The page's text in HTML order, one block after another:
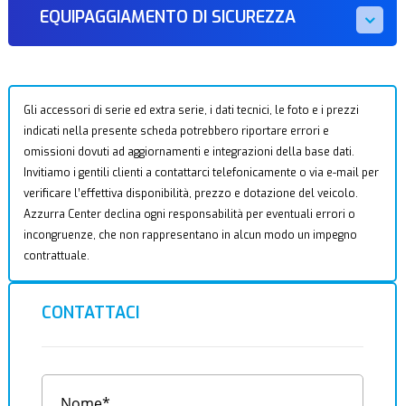
EQUIPAGGIAMENTO DI SICUREZZA
Gli accessori di serie ed extra serie, i dati tecnici, le foto e i prezzi
indicati nella presente scheda potrebbero riportare errori e
omissioni dovuti ad aggiornamenti e integrazioni della base dati.
Invitiamo i gentili clienti a contattarci telefonicamente o via e-mail per
verificare l’effettiva disponibilità, prezzo e dotazione del veicolo.
Azzurra Center declina ogni responsabilità per eventuali errori o
incongruenze, che non rappresentano in alcun modo un impegno
contrattuale.
CONTATTACI